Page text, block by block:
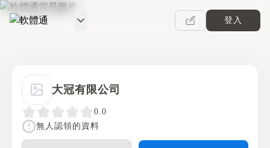
軟體通
登入
大冠有限公司
0.0
無人認領的資料